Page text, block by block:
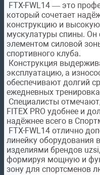
FTX-FWL14 — это
который сочетает
конструкцию и
мускулатуры спины.
элементом силовой
спортивного клуба.
Конструкция
эксплуатацию, а
обеспечивают долгий
ежедневных
Специалисты
FITEX PRO удобнее и
надёжнее всего в
FTX-FWL14 отлично
линейку оборудования
изделиями брендов
формируя мощную и
зону для спортсменов